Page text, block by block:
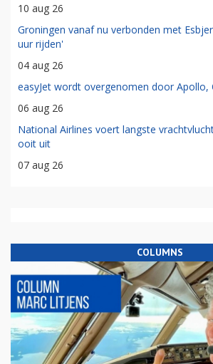
10 aug 26
Groningen vanaf nu verbonden met
uur rijden'
04 aug 26
easyJet wordt overgenomen door Apollo,
06 aug 26
National Airlines voert langste
ooit uit
07 aug 26
COLUMNS